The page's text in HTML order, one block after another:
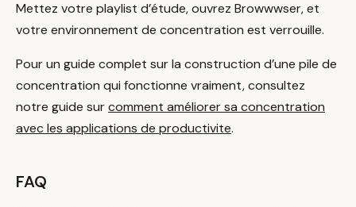
Mettez votre playlist d’étude, ouvrez Browwwser, et
votre environnement de concentration est verrouille.
Pour un guide complet sur la construction d’une pile de
concentration qui fonctionne vraiment, consultez
notre guide surcomment améliorer sa concentration
avec les applications de productivite.
FAQ